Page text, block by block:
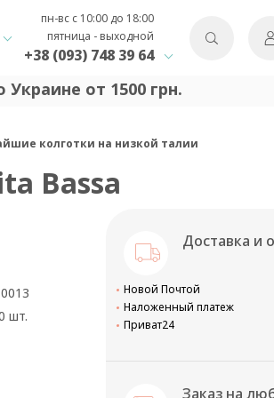
пн-вс с 10:00 до 18:00
пятница - выходной
+38 (093) 748 39 64
Украине от 1500 грн.
колготки на низкой талии
Bassa
шт.
Доставка и
Новой Почтой
Наложенный платеж
Приват24
Заказ на